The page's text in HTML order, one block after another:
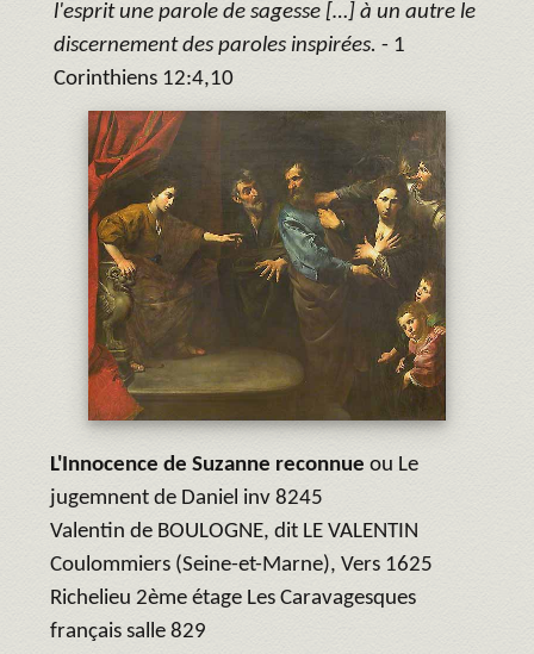
l'esprit une parole de sagesse […] à un autre le
discernement des paroles inspirées. - 1
Corinthiens 12:4,10
L'Innocence de Suzanne reconnue ou Le
jugemnent de Daniel inv 8245
Valentin de BOULOGNE, dit LE VALENTIN
Coulommiers (Seine-et-Marne), Vers 1625
Richelieu 2ème étage Les Caravagesques
français salle 829